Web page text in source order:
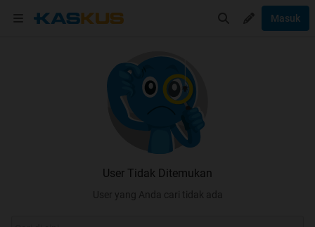
Masuk
User Tidak Ditemukan
User yang Anda cari tidak ada